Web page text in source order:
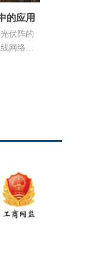
的应用
伏阵的
网络组